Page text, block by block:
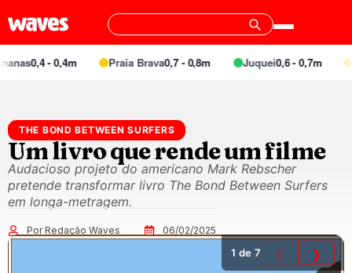
0,4 - 0,4m Praia Brava0,7 - 0,8m Juquei0,6 - 0,7m
THE BOND BETWEEN SURFERS
Um livro que rende um filme
Audacioso projeto do americano Mark Rebscher
pretende transformar livro The Bond Between Surfers
em longa-metragem.
Por Redação Waves 06/02/2025
1 de 7 ❮ ❯